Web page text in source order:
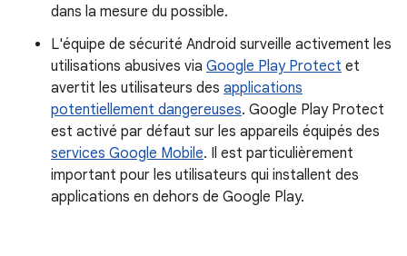
dans la mesure du possible.
L'équipe de sécurité Android surveille activement les
utilisations abusives via Google Play Protect et
avertit les utilisateurs des applications
potentiellement dangereuses. Google Play Protect
est activé par défaut sur les appareils équipés des
services Google Mobile. Il est particulièrement
important pour les utilisateurs qui installent des
applications en dehors de Google Play.